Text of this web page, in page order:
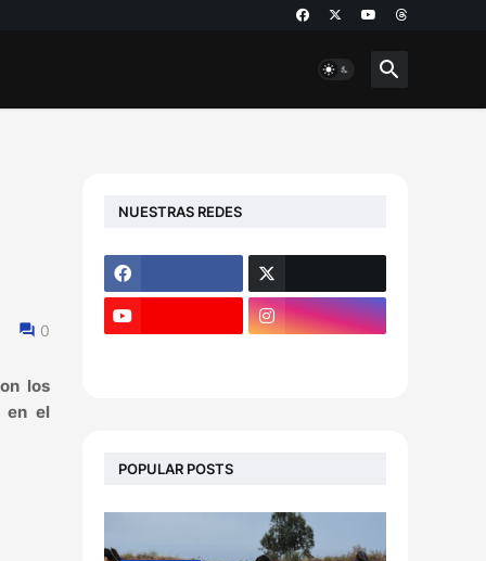
0
los
en el
NUESTRAS REDES
POPULAR POSTS